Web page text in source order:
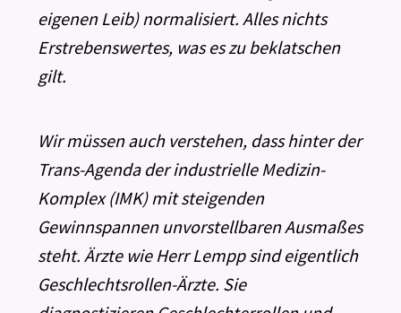
eigenen Leib) normalisiert. Alles nichts
Erstrebenswertes, was es zu beklatschen
gilt.
Wir müssen auch verstehen, dass hinter der
Trans-Agenda der industrielle Medizin-
Komplex (IMK) mit steigenden
Gewinnspannen unvorstellbaren Ausmaßes
steht. Ärzte wie Herr Lempp sind eigentlich
Geschlechtsrollen-Ärzte. Sie